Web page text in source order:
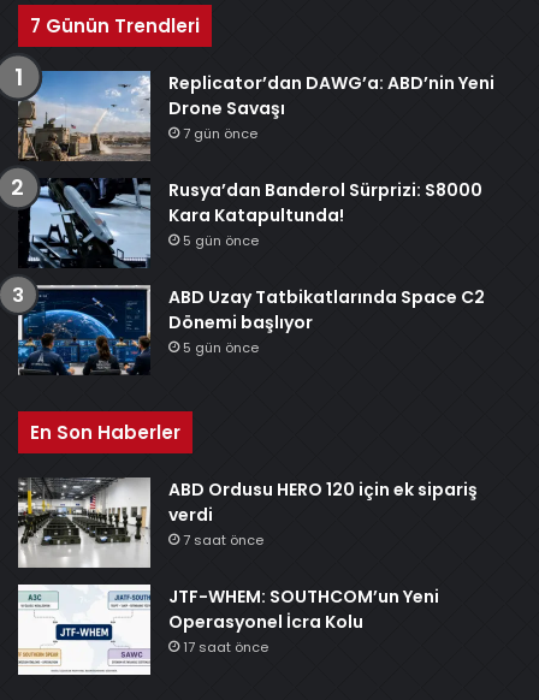
7 Günün Trendleri
Replicator’dan DAWG’a: ABD’nin Yeni
Drone Savaşı
7 gün önce
Rusya’dan Banderol Sürprizi: S8000
Kara Katapultunda!
5 gün önce
ABD Uzay Tatbikatlarında Space C2
Dönemi başlıyor
5 gün önce
En Son Haberler
ABD Ordusu HERO 120 için ek sipariş
verdi
7 saat önce
JTF-WHEM: SOUTHCOM’un Yeni
Operasyonel İcra Kolu
17 saat önce